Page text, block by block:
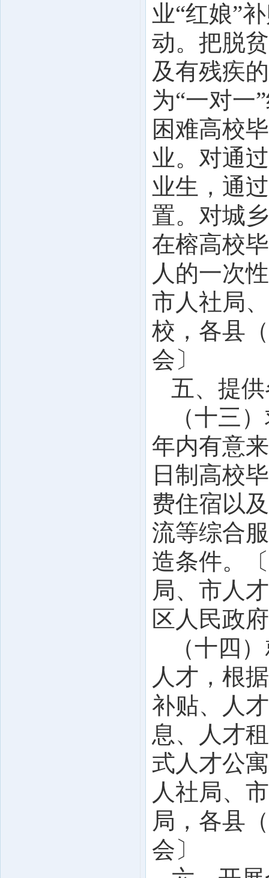
业“红娘”
动。把脱
及有残疾
为“一对一
困难高校
业。对通
业生，通
置。对城
在榕高校
人的一次
市人社局
校，各县
会〕
五、提
（十三
年内有意
日制高校
费住宿以
流等综合
造条件。
局、市人
区人民政
（十四
人才，根
补贴、人
息、人才
式人才公
人社局、
局，各县
会〕